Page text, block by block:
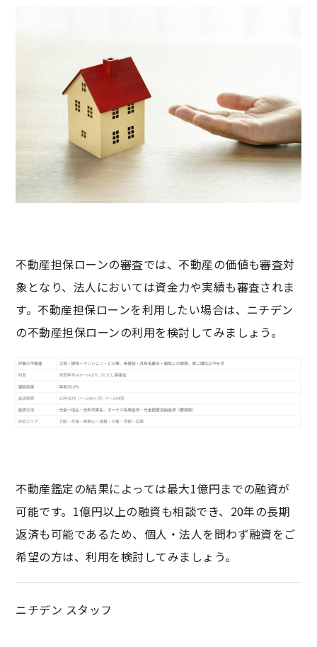
不動産担保ローンの審査では、不動産の価値も審査対
象となり、法人においては資金力や実績も審査されま
す。不動産担保ローンを利用したい場合は、ニチデン
の不動産担保ローンの利用を検討してみましょう。
不動産鑑定の結果によっては最大1億円までの融資が
可能です。1億円以上の融資も相談でき、20年の長期
返済も可能であるため、個人・法人を問わず融資をご
希望の方は、利用を検討してみましょう。
ニチデン スタッフ